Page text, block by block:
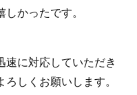
かったです。
速に対応していただき
しくお願いします。